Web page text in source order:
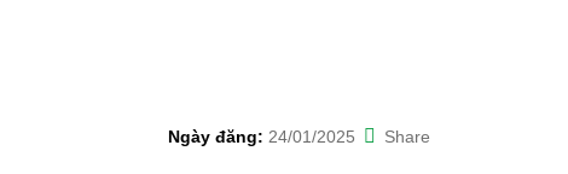
Ngày đăng: 24/01/2025 Share